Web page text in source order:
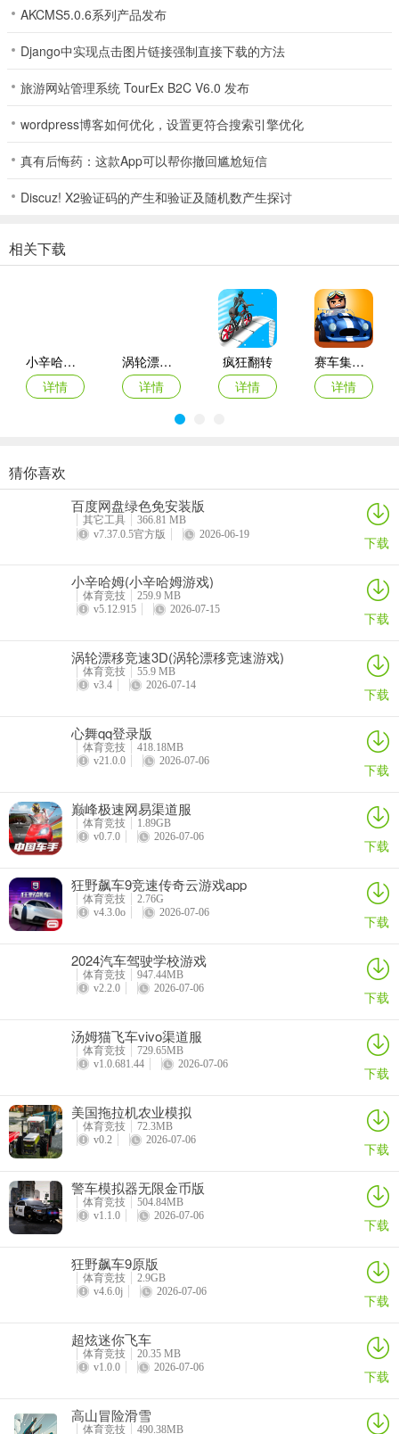
1、快节奏未来赛车：高速竞速体验，重新定义“速度”的含义
2、高清重制版本：画面与特效全面升级，沉浸感更强
3、武器与加速系统：在竞速中攻击对手或瞬间爆发，策略性十足
4、耐玩性极高：多种模式、赛事、飞船与赛道组合，重复可玩性强
AKCMS5.0.6系列产品发布
Django中实现点击图片链接强制直接下载的方法
旅游网站管理系统 TourEx B2C V6.0 发布
wordpress博客如何优化，设置更符合搜索引擎优化
真有后悔药：这款App可以帮你撤回尴尬短信
Discuz! X2验证码的产生和验证及随机数产生探讨
相关下载
小辛哈姆(小辛哈姆游戏)
详情
涡轮漂移竞速3D(涡轮漂移竞速游戏)
详情
疯狂翻转
详情
赛车集会最新版
详情
乐高忍者骑手中文版
菲利刹车记2最新版(Faily Brakes 2)app
详情
飞驰摩托
超跑模拟器无限金币版
猜你喜欢
百度网盘绿色免安装版
其它工具
366.81 MB
v7.37.0.5官方版
2026-06-19 下载
小辛哈姆(小辛哈姆游戏)
体育竞技
259.9 MB
v5.12.915
2026-07-15 下载
涡轮漂移竞速3D(涡轮漂移竞速游戏)
体育竞技
55.9 MB
v3.4
2026-07-14 下载
心舞qq登录版
体育竞技
418.18MB
v21.0.0
2026-07-06 下载
巅峰极速网易渠道服
体育竞技
1.89GB
v0.7.0
2026-07-06 下载
狂野飙车9竞速传奇云游戏app
体育竞技
2.76G
v4.3.0o
2026-07-06 下载
2024汽车驾驶学校游戏
体育竞技
947.44MB
v2.2.0
2026-07-06 下载
汤姆猫飞车vivo渠道服
体育竞技
729.65MB
v1.0.681.44
2026-07-06 下载
美国拖拉机农业模拟
体育竞技
72.3MB
v0.2
2026-07-06 下载
警车模拟器无限金币版
体育竞技
504.84MB
v1.1.0
2026-07-06 下载
狂野飙车9原版
体育竞技
2.9GB
v4.6.0j
2026-07-06 下载
超炫迷你飞车
体育竞技
20.35 MB
v1.0.0
2026-07-06 下载
高山冒险滑雪
体育竞技 490.38MB